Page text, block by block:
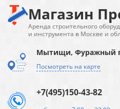
Магазин
Аренда строительного
и инструмента в Москве и
Мытищи, Фуражный
Посмотреть на карте
+7(495)150-43-82